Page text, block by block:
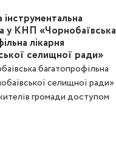
у КНП «Чорнобаївська
лікарня
селищної ради»
багатопрофільна
селищної ради»
громади доступом